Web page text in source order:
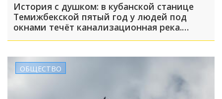
История с душком: в кубанской станице
Темижбекской пятый год у людей под
окнами течёт канализационная река.
Обвинили во всём бизнесмена. Что
ОБЩЕСТВО